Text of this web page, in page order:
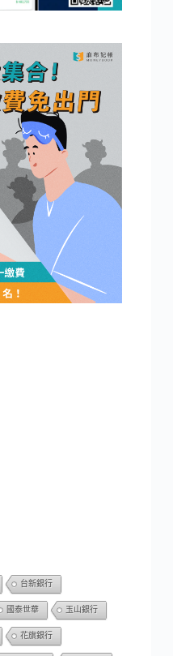
台新銀行
國泰世華 玉山銀行
花旗銀行